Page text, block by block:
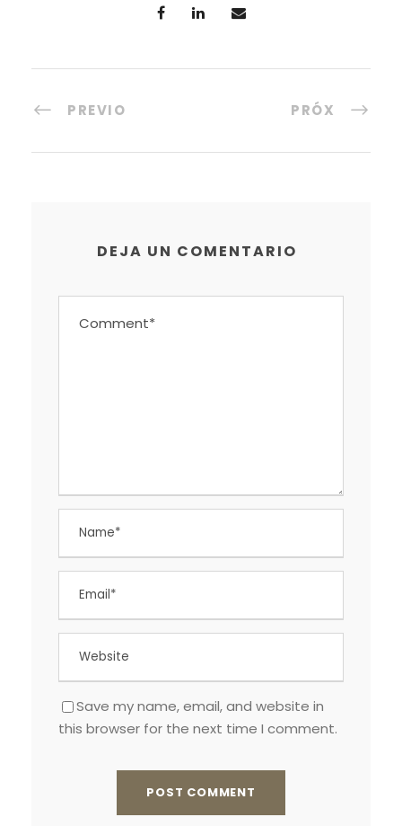
PREVIO PRÓX
DEJA UN COMENTARIO
Save my name, email, and website in
this browser for the next time I comment.